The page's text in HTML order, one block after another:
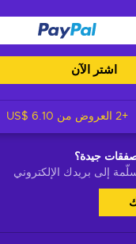
اشتر الآن
+2 العروض من US$ 6.10
جيدة؟
إلى بريدك الإلكتروني